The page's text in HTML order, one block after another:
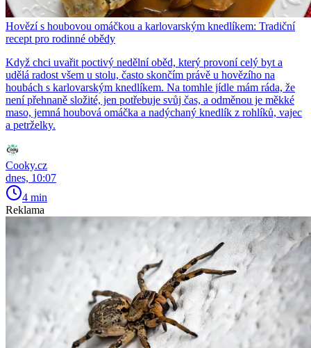
Hovězí s houbovou omáčkou a karlovarským knedlíkem: Tradiční
recept pro rodinné obědy
Když chci uvařit poctivý nedělní oběd, který provoní celý byt a
udělá radost všem u stolu, často skončím právě u hovězího na
houbách s karlovarským knedlíkem. Na tomhle jídle mám ráda, že
není přehnaně složité, jen potřebuje svůj čas, a odměnou je měkké
maso, jemná houbová omáčka a nadýchaný knedlík z rohlíků, vajec
a petrželky.
Cooky.cz
dnes, 10:07
4 min
Reklama